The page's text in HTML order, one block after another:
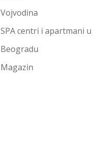
Vojvodina
SPA centri i apartmani u
Beogradu
Magazin